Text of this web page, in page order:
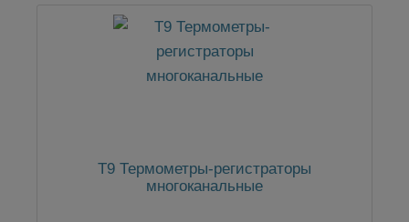
Т9 Термометры-регистраторы
многоканальные